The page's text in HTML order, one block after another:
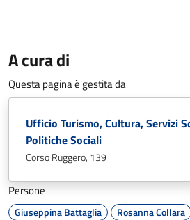
A cura di
Questa pagina è gestita da
Ufficio Turismo, Cultura, Servizi
Politiche Sociali
Corso Ruggero, 139
Persone
Giuseppina Battaglia Rosanna Collara